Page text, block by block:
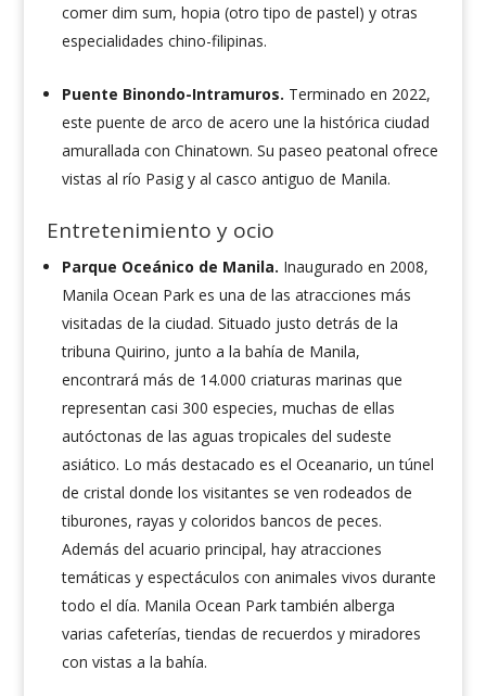
comer dim sum, hopia (otro tipo de pastel) y otras
especialidades chino-filipinas.
Puente Binondo-Intramuros. Terminado en 2022,
este puente de arco de acero une la histórica ciudad
amurallada con Chinatown. Su paseo peatonal ofrece
vistas al río Pasig y al casco antiguo de Manila.
Entretenimiento y ocio
Parque Oceánico de Manila. Inaugurado en 2008,
Manila Ocean Park es una de las atracciones más
visitadas de la ciudad. Situado justo detrás de la
tribuna Quirino, junto a la bahía de Manila,
encontrará más de 14.000 criaturas marinas que
representan casi 300 especies, muchas de ellas
autóctonas de las aguas tropicales del sudeste
asiático. Lo más destacado es el Oceanario, un túnel
de cristal donde los visitantes se ven rodeados de
tiburones, rayas y coloridos bancos de peces.
Además del acuario principal, hay atracciones
temáticas y espectáculos con animales vivos durante
todo el día. Manila Ocean Park también alberga
varias cafeterías, tiendas de recuerdos y miradores
con vistas a la bahía.